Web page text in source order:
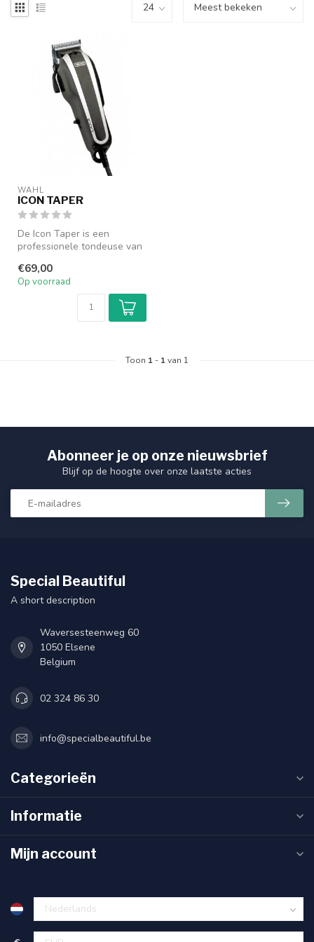
WAHL
ICON TAPER
De Icon Taper is een
professionele tondeuse van
bijge...
€69,00
Op voorraad
Toon 1 - 1van 1
Abonneer je op onze nieuwsbrief
Blijf op de hoogte over onze laatste acties
Special Beautiful
A short description
Waversesteenweg 60
1050 Elsene
Belgium
02 324 86 30
info@specialbeautiful.be
Categorieën
Informatie
Mijn account